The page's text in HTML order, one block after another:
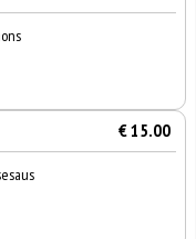
€ 15.00